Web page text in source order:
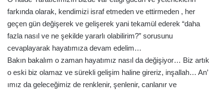
farkında olarak, kendimizi israf etmeden ve ettirmeden , her
geçen gün değişerek ve gelişerek yani tekamül ederek “daha
fazla nasıl ve ne şekilde yararlı olabilirim?” sorusunu
cevaplayarak hayatımıza devam edelim…
Bakın bakalım o zaman hayatımız nasıl da değişiyor… Biz artık
o eski biz olamaz ve sürekli gelişim haline gireriz, inşallah… An’
ımız da geleceğimiz de renklenir, şenlenir, canlanır ve